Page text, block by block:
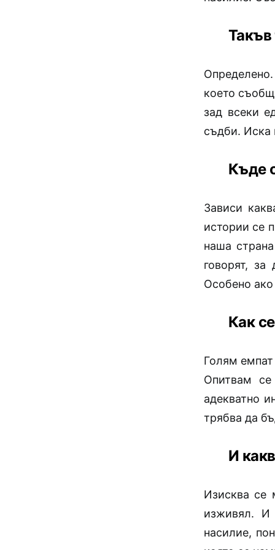
Такъв
което
зад всеки
съдби. Иска
Къде
Зависи
истории се
наша
говорят,
Особено
Как
Голям
Опитвам
адекватно
трябва да
И
Изисква се
изживял. И
насилие,